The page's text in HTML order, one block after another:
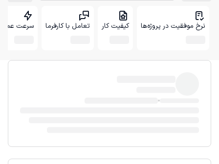
نرخ موفقیت در پروژه‌ها کیفیت کار تعامل با کارفرما سرعت عمل